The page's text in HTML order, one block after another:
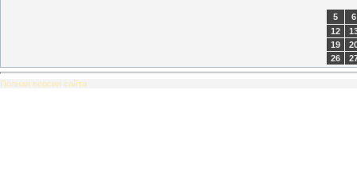
5
6
12
19
26
Полная версия сайта